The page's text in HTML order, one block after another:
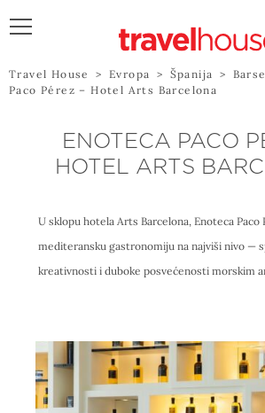
POŠALJITE UPIT
Travel House > Evropa > Španija >
Paco Pérez – Hotel Arts Barcelona
ENOTECA PACO
HOTEL ARTS
U sklopu hotela Arts Barcelona, Enoteca Paco
mediteransku gastronomiju na najviši nivo —
kreativnosti i duboke posvećenosti morskim